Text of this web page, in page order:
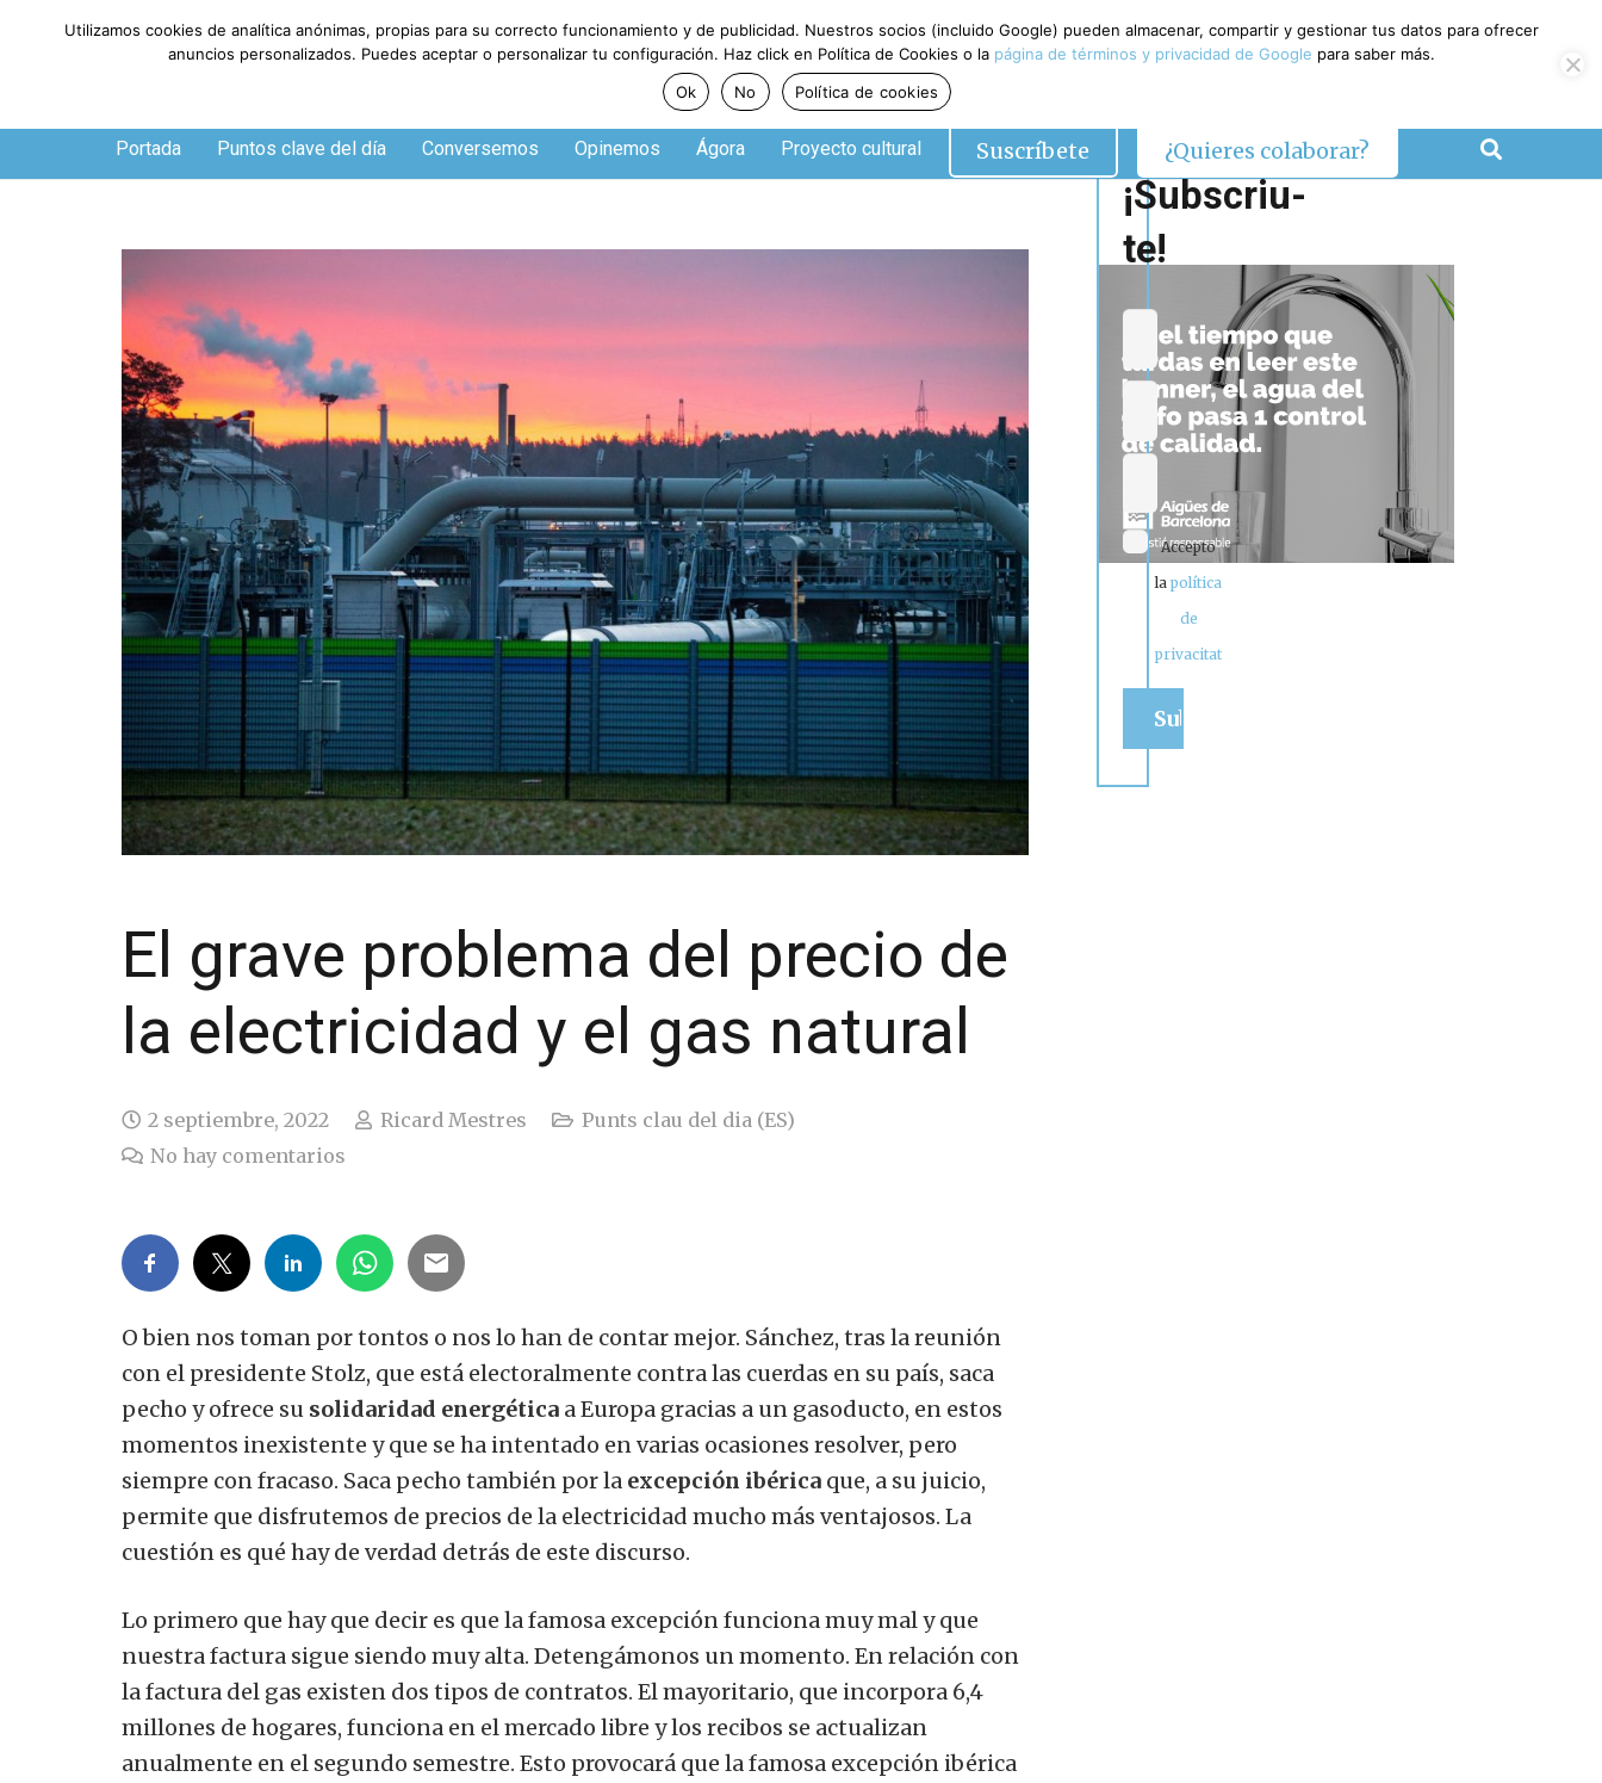
Sábado, 8 de agosto de 2026
Portada Puntos clave del día Conversemos Opinemos Ágora Proyecto cultural Suscríbete ¿Quieres colaborar?
El grave problema del precio de
la electricidad y el gas natural
2 septiembre, 2022 Ricard Mestres
Punts clau del dia (ES)
No hay comentarios
O bien nos toman por tontos o nos lo han de contar mejor. Sánchez, tras la reunión
con el presidente Stolz, que está electoralmente contra las cuerdas en su país, saca
pecho y ofrece su solidaridad energética a Europa gracias a un gasoducto, en estos
momentos inexistente y que se ha intentado en varias ocasiones resolver, pero
siempre con fracaso. Saca pecho también por la excepción ibérica que, a su juicio,
permite que disfrutemos de precios de la electricidad mucho más ventajosos. La
cuestión es qué hay de verdad detrás de este discurso.
Lo primero que hay que decir es que la famosa excepción funciona muy mal y que
nuestra factura sigue siendo muy alta. Detengámonos un momento. En relación con
la factura del gas existen dos tipos de contratos. El mayoritario, que incorpora 6,4
millones de hogares, funciona en el mercado libre y los recibos se actualizan
anualmente en el segundo semestre. Esto provocará que la famosa excepción ibérica
¡Subscriu-
te!
Accepto
lapolítica
de
privacitat
Utilizamos cookies de analítica anónimas, propias para su correcto funcionamiento y de publicidad. Nuestros socios (incluido Google) pueden almacenar, compartir y gestionar tus datos para ofrecer
anuncios personalizados. Puedes aceptar o personalizar tu configuración. Haz click en Política de Cookies o la página de términos y privacidad de Google para saber más.
Ok
No Política de cookies